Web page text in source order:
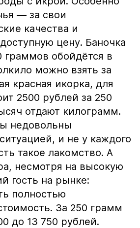
— за свои
качества и
цену. Баночка
граммов обойдётся в
можно взять за
красная икорка, для
2500 рублей за 250
отдают килограмм.
недовольны
и не у каждого
такое лакомство. А
несмотря на высокую
гость на рынке:
полностью
За 250 грамм
до 13 750 рублей.